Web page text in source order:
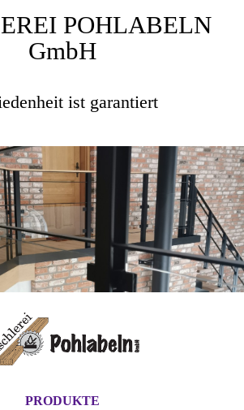
POHLABELN
GmbH
ist garantiert
PRODUKTE